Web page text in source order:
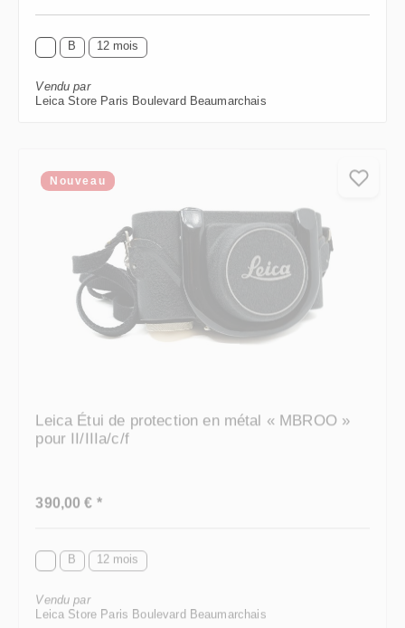
B 12 mois
Vendu par
Leica Store Paris Boulevard Beaumarchais
Nouveau
Leica Étui de protection en métal « MBROO »
pour II/IIIa/c/f
B 12 mois
Leica Store Paris Boulevard Beaumarchais